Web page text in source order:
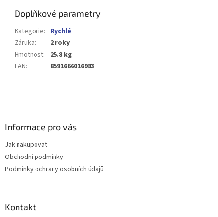
Doplňkové parametry
Kategorie: Rychlé
Záruka:
2 roky
Hmotnost:
25.8 kg
EAN: 8591666016983
Informace pro vás
Jak nakupovat
Obchodní podmínky
Podmínky ochrany osobních údajů
Kontakt